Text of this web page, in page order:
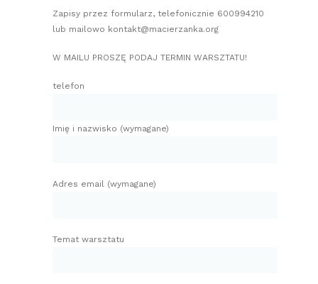
Zapisy przez formularz, telefonicznie 600994210
lub mailowo kontakt@macierzanka.org
W MAILU PROSZĘ PODAJ TERMIN WARSZTATU!
telefon
Imię i nazwisko (wymagane)
Adres email (wymagane)
Temat warsztatu